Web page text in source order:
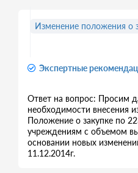
Экспертные
Ответ на вопрос: Просим
необходимости внесения
Положение о закупке по
учреждениям с объемом
основании новых
11.12.2014г.
Изменение положения о